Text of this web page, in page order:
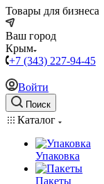
Товары для бизнеса
Ваш город
Крым
+7 (343) 227-94-45
Войти
Поиск
Каталог
Упаковка
Пакеты